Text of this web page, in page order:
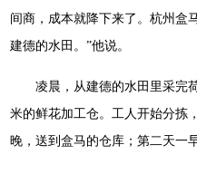
间商，成本就降下来了。杭州盒
建德的水田。”他说。
凌晨，从建德的水田里采完
米的鲜花加工仓。工人开始分拣
晚，送到盒马的仓库；第二天一